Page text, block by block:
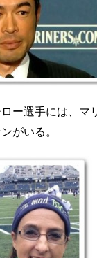
ー選手には、マ
がいる。